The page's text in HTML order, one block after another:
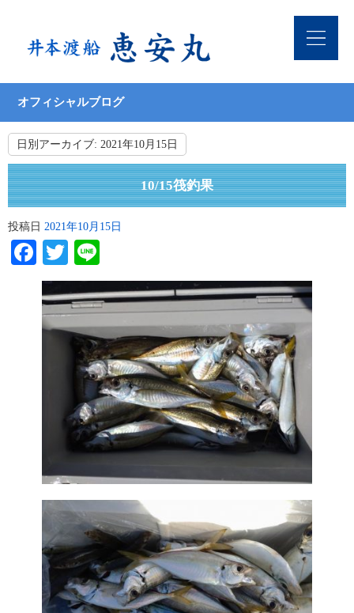
オフィシャルブログ
日別アーカイブ: 2021年10月15日
10/15筏釣果
投稿日 2021年10月15日
Facebook
Twitter